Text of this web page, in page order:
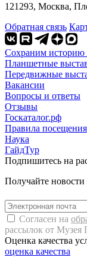
121293, Москва,
Обратная связь
Сохраним историю
Планшетные
Передвижные
Вакансии
Вопросы и ответы
Отзывы
Госкаталог.рф
Правила посещения
Наука
ГайдТур
Подпишитесь на
Получайте
Согласен на
рассылок от Музея
Оценка качества
оценка качества